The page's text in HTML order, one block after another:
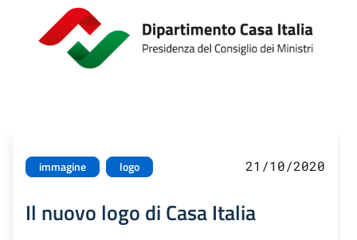
immagine logo 21/10/2020
Il nuovo logo di Casa Italia